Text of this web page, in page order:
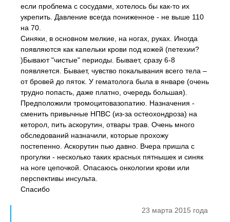
если проблема с сосудами, хотелось бы как-то их
укрепить. Давление всегда пониженное - не выше 110
на 70.
Синяки, в основном мелкие, на ногах, руках. Иногда
появляются как капельки крови под кожей (петехии?
)Бывают "чистые" периоды. Бывает, сразу 6-8
появляется. Бывает, чувство покалывания всего тела –
от бровей до пяток. У гематолога была в январе (очень
трудно попасть, даже платно, очередь большая).
Предположили тромоцитовазопатию. Назначения -
сменить привычные НПВС (из-за остеохондроза) на
кеторол, пить аскорутин, отвары трав. Очень много
обследований назначили, которые прохожу
постепенно. Аскорутин пью давно. Вчера пришла с
прогулки - несколько таких красных пятнышек и синяк
на ноге цепочкой. Опасаюсь онкологии крови или
перспективы инсульта.
Спасибо
23 марта 2015 года